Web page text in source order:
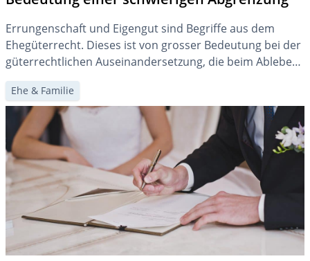
Errungenschaft und Eigengut sind Begriffe aus dem
Ehegüterrecht. Dieses ist von grosser Bedeutung bei der
güterrechtlichen Auseinandersetzung, die beim Ableben
eines verheirateten Erblassers vor dem Erbgang
vorzunehmen ist. Die Abgrenzung der beiden
Gütermassen ist nicht immer einfach, kann aber grossen
Einfluss auf die Vermögensverteilung haben.
Ehe & Familie